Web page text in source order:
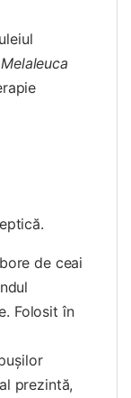
Melaleuca
de ceai
Folosit în
prezintă,